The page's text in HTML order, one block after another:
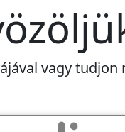
vagy